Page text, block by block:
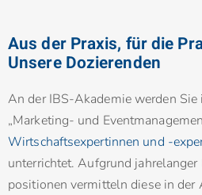
Aus der Praxis, für die
Unsere Dozierenden
An der IBS-Akademie werden
„Marketing- und
Wirtschaftsexpertinnen und -
unterrichtet. Aufgrund
positionen vermitteln diese in der